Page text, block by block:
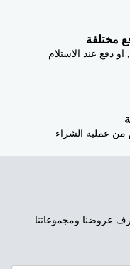
مختلفة
او دفع عند الاستلام
عروضنا ومجموعاتنا